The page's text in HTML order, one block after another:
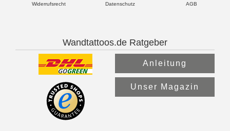
Widerrufsrecht Datenschutz AGB
Wandtattoos.de Ratgeber
Anleitung
Unser Magazin